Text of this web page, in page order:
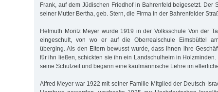
Frank, auf dem Jüdischen Friedhof in Bahrenfeld beigesetzt. Der
seiner Mutter Bertha, geb. Stern, die Firma in der Bahrenfelder
Helmuth Moritz Meyer wurde 1919 in der Volksschule Von der
eingeschult, von wo er auf die Oberrealschule Eimsbüttel
überging. Als den Eltern bewusst wurde, dass ihnen ihre
für ihn ließen, schickten sie ihn ein Landschulheim in
seine Schulzeit und begann eine kaufmännische Lehre im
Alfred Meyer war 1922 mit seiner Familie Mitglied der Deutsch-